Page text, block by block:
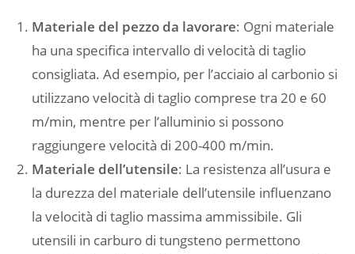
Materiale del pezzo da lavorare: Ogni materiale
ha una specifica intervallo di velocità di taglio
consigliata. Ad esempio, per l’acciaio al carbonio si
utilizzano velocità di taglio comprese tra 20 e 60
m/min, mentre per l’alluminio si possono
raggiungere velocità di 200-400 m/min.
Materiale dell’utensile: La resistenza all’usura e
la durezza del materiale dell’utensile influenzano
la velocità di taglio massima ammissibile. Gli
utensili in carburo di tungsteno permettono